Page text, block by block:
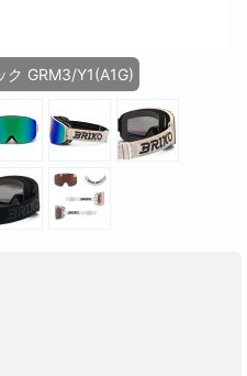
ク GRM3/Y1(A1G)